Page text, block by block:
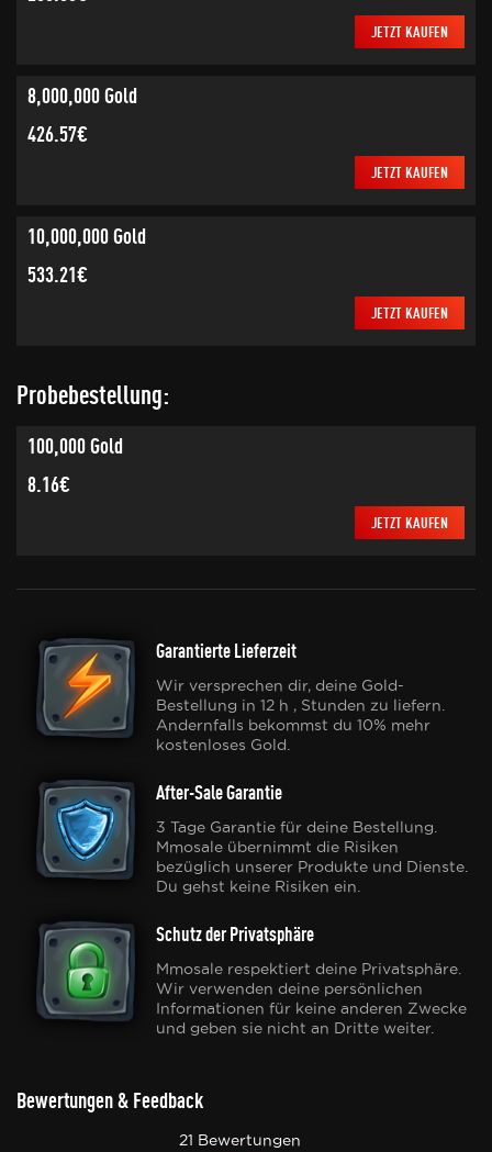
JETZT KAUFEN
8,000,000 Gold
426.57€
JETZT KAUFEN
10,000,000 Gold
533.21€
JETZT KAUFEN
Probebestellung:
100,000 Gold
8.16€
JETZT KAUFEN
Garantierte Lieferzeit
Wir versprechen dir, deine Gold-
Bestellung in 12 h , Stunden zu liefern.
Andernfalls bekommst du 10% mehr
kostenloses Gold.
After-Sale Garantie
3 Tage Garantie für deine Bestellung.
Mmosale übernimmt die Risiken
bezüglich unserer Produkte und Dienste.
Du gehst keine Risiken ein.
Schutz der Privatsphäre
Mmosale respektiert deine Privatsphäre.
Wir verwenden deine persönlichen
Informationen für keine anderen Zwecke
und geben sie nicht an Dritte weiter.
Bewertungen & Feedback
21 Bewertungen